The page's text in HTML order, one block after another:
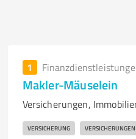
1
Makler-Mäuselein
Versicherungen,
VERSICHERUNG VERSICHERUNGEN